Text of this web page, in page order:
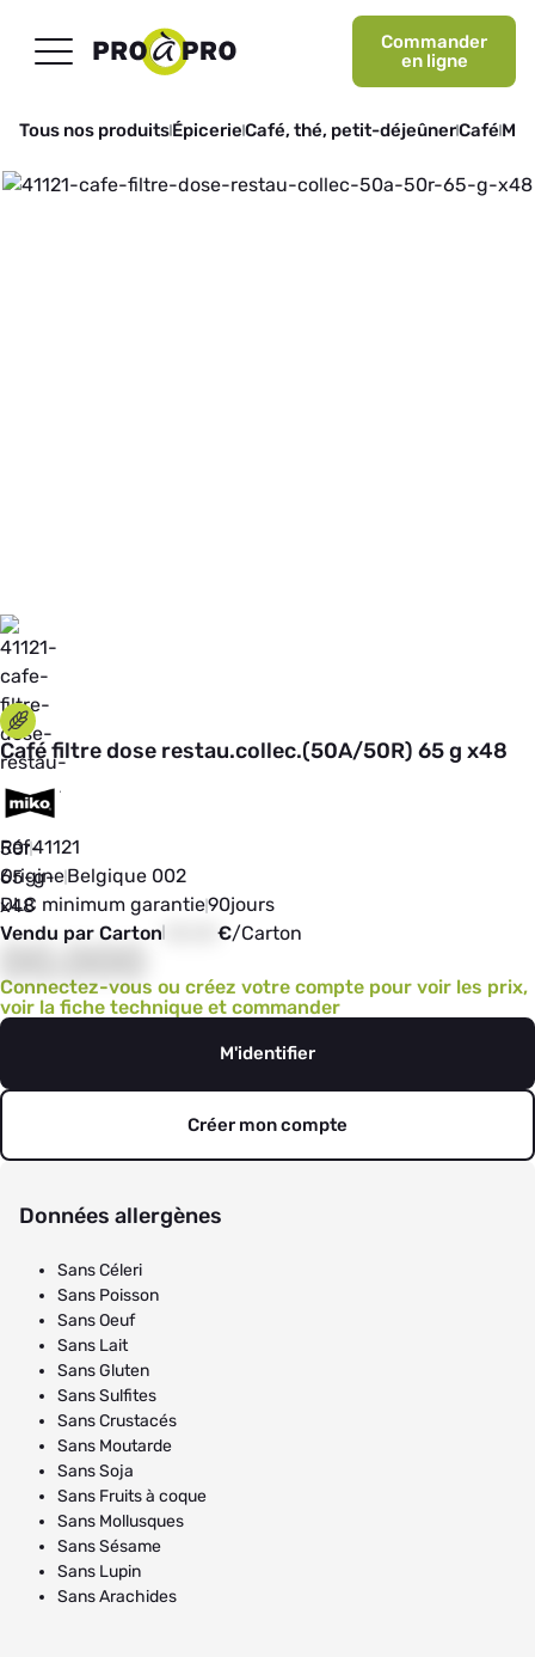
Commander
en ligne
Tous nos produitsÉpicerieCafé, thé, petit-déjeûnerCafé
Café filtre dose restau.collec.(50A/50R) 65 g x48
Réf41121
OrigineBelgique 002
DLC minimum garantie90jours
Vendu par Carton
€/Carton
Connectez-vous ou créez votre compte pour voir les prix,
voir la fiche technique et commander
M'identifier
Créer mon compte
Données allergènes
Sans Céleri
Sans Poisson
Sans Oeuf
Sans Lait
Sans Gluten
Sans Sulfites
Sans Crustacés
Sans Moutarde
Sans Soja
Sans Fruits à coque
Sans Mollusques
Sans Sésame
Sans Lupin
Sans Arachides